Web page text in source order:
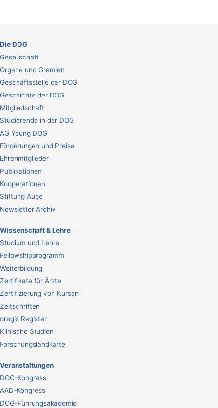
Die DOG
Gesellschaft
Organe und Gremien
Geschäftsstelle der DOG
Geschichte der DOG
Mitgliedschaft
Studierende in der DOG
AG Young DOG
Förderungen und Preise
Ehrenmitglieder
Publikationen
Kooperationen
Stiftung Auge
Newsletter Archiv
Wissenschaft & Lehre
Studium und Lehre
Fellowshipprogramm
Weiterbildung
Zertifikate für Ärzte
Zertifizierung von Kursen
Zeitschriften
oregis Register
Klinische Studien
Forschungslandkarte
Veranstaltungen
DOG-Kongress
AAD-Kongress
DOG-Führungsakademie